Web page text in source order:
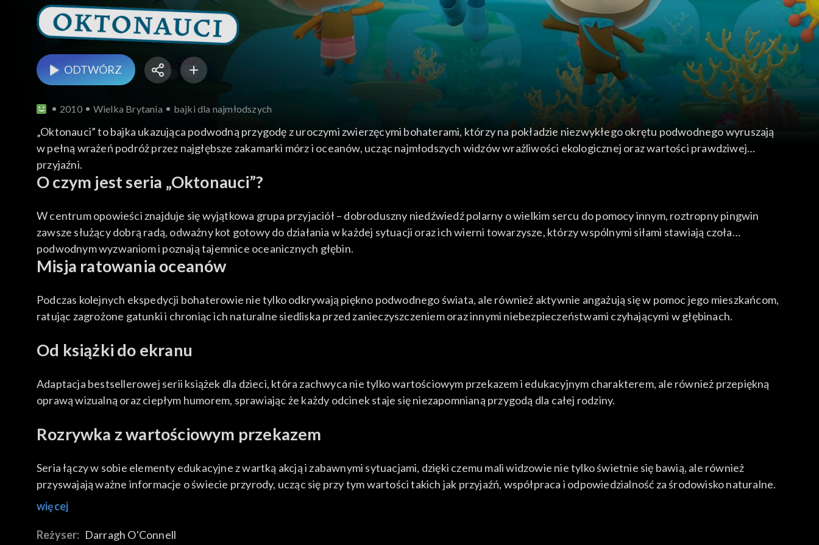
ODTWÓRZ
2010 Wielka Brytania bajki dla najmłodszych
„Oktonauci” to bajka ukazująca podwodną przygodę z uroczymi zwierzęcymi bohaterami, którzy na pokładzie niezwykłego okrętu podwodnego wyruszają
w pełną wrażeń podróż przez najgłębsze zakamarki mórz i oceanów, ucząc najmłodszych widzów wrażliwości ekologicznej oraz wartości prawdziwej
przyjaźni.
O czym jest seria „Oktonauci”?
W centrum opowieści znajduje się wyjątkowa grupa przyjaciół – dobroduszny niedźwiedź polarny o wielkim sercu do pomocy innym, roztropny pingwin
zawsze służący dobrą radą, odważny kot gotowy do działania w każdej sytuacji oraz ich wierni towarzysze, którzy wspólnymi siłami stawiają czoła
podwodnym wyzwaniom i poznają tajemnice oceanicznych głębin.
Misja ratowania oceanów
Podczas kolejnych ekspedycji bohaterowie nie tylko odkrywają piękno podwodnego świata, ale również aktywnie angażują się w pomoc jego mieszkańcom,
ratując zagrożone gatunki i chroniąc ich naturalne siedliska przed zanieczyszczeniem oraz innymi niebezpieczeństwami czyhającymi w głębinach.
Od książki do ekranu
Adaptacja bestsellerowej serii książek dla dzieci, która zachwyca nie tylko wartościowym przekazem i edukacyjnym charakterem, ale również przepiękną
oprawą wizualną oraz ciepłym humorem, sprawiając że każdy odcinek staje się niezapomnianą przygodą dla całej rodziny.
Rozrywka z wartościowym przekazem
Seria łączy w sobie elementy edukacyjne z wartką akcją i zabawnymi sytuacjami, dzięki czemu mali widzowie nie tylko świetnie się bawią, ale również
przyswajają ważne informacje o świecie przyrody, ucząc się przy tym wartości takich jak przyjaźń, współpraca i odpowiedzialność za środowisko naturalne.
więcej
Reżyser: Darragh O'Connell